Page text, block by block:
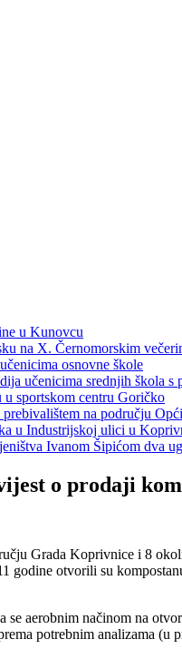
u Kunovcu
na X. Černomorskim
osnovne škole
učenicima srednjih
sportskom centru Goričko
na području
u Industrijskoj ulici u
Ivanom Šipićom dva
o prodaji
Grada Koprivnice i 8
otvorili su
aerobnim načinom na
potrebnim analizama